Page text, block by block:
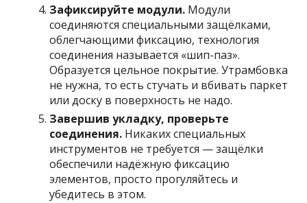
Зафиксируйте модули. Модули
соединяются специальными защёлками,
облегчающими фиксацию, технология
соединения называется «шип-паз».
Образуется цельное покрытие. Утрамбовка
не нужна, то есть стучать и вбивать паркет
или доску в поверхность не надо.
Завершив укладку, проверьте
соединения. Никаких специальных
инструментов не требуется — защёлки
обеспечили надёжную фиксацию
элементов, просто прогуляйтесь и
убедитесь в этом.